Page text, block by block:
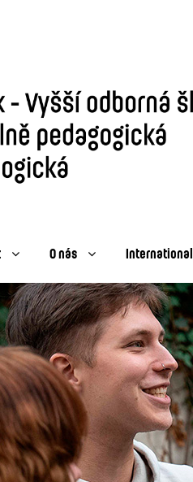
O nás International